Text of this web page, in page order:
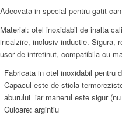
Adecvata in special pentru gatit
Material: otel inoxidabil de inalta
incalzire, inclusiv inductie. Sigura,
usor de intretinut, compatibila cu
Fabricata in otel inoxidabil pentru
Capacul este de sticla
aburului iar manerul este sigur (nu
Culoare: argintiu